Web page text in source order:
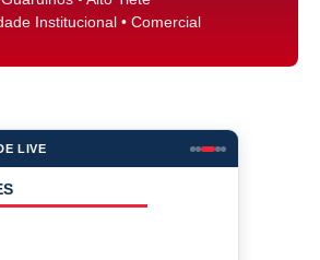
Institucional • Comercial
LIVE